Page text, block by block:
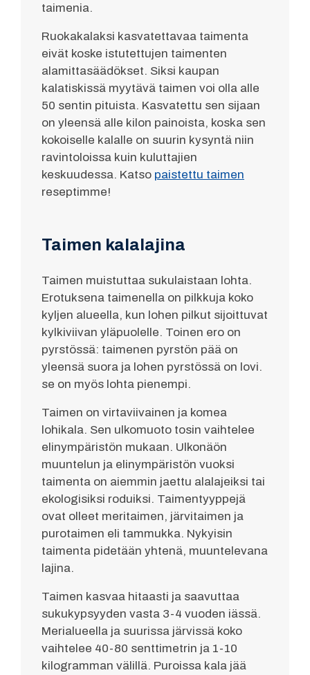
taimenia.
Ruokakalaksi kasvatettavaa taimenta
eivät koske istutettujen taimenten
alamittasäädökset. Siksi kaupan
kalatiskissä myytävä taimen voi olla alle
50 sentin pituista. Kasvatettu sen sijaan
on yleensä alle kilon painoista, koska sen
kokoiselle kalalle on suurin kysyntä niin
ravintoloissa kuin kuluttajien
keskuudessa. Katso paistettu taimen
reseptimme!
Taimen kalalajina
Taimen muistuttaa sukulaistaan lohta.
Erotuksena taimenella on pilkkuja koko
kyljen alueella, kun lohen pilkut sijoittuvat
kylkiviivan yläpuolelle. Toinen ero on
pyrstössä: taimenen pyrstön pää on
yleensä suora ja lohen pyrstössä on lovi.
se on myös lohta pienempi.
Taimen on virtaviivainen ja komea
lohikala. Sen ulkomuoto tosin vaihtelee
elinympäristön mukaan. Ulkonäön
muuntelun ja elinympäristön vuoksi
taimenta on aiemmin jaettu alalajeiksi tai
ekologisiksi roduiksi. Taimentyyppejä
ovat olleet meritaimen, järvitaimen ja
purotaimen eli tammukka. Nykyisin
taimenta pidetään yhtenä, muuntelevana
lajina.
Taimen kasvaa hitaasti ja saavuttaa
sukukypsyyden vasta 3-4 vuoden iässä.
Merialueella ja suurissa järvissä koko
vaihtelee 40-80 senttimetrin ja 1-10
kilogramman välillä. Puroissa kala jää